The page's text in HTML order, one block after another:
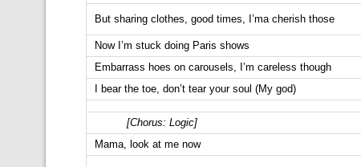
But sharing clothes, good times, I’ma cherish those
Now I’m stuck doing Paris shows
Embarrass hoes on carousels, I’m careless though
I bear the toe, don’t tear your soul (My god)
[Chorus: Logic]
Mama, look at me now